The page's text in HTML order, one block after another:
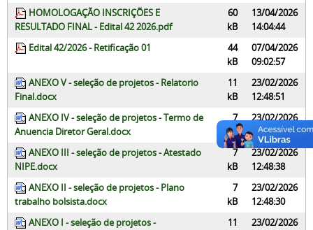
HOMOLOGAÇÃO INSCRIÇÕES E
RESULTADO FINAL - Edital 42 2026.pdf
60
kB
13/04/2026
14:04:44
Edital 42/2026 - Retificação 01
44
kB
07/04/2026
09:02:57
ANEXO V - seleção de projetos - Relatorio
Final.docx
11
kB
23/02/2026
12:48:51
ANEXO IV - seleção de projetos - Termo de
Anuencia Diretor Geral.docx
7
kB
23/02/2026
12:48:44
ANEXO III - seleção de projetos - Atestado
NIPE.docx
7
kB
23/02/2026
12:48:38
ANEXO II - seleção de projetos - Plano
trabalho bolsista.docx
7
kB
23/02/2026
12:48:30
ANEXO I - seleção de projetos -
11
23/02/2026